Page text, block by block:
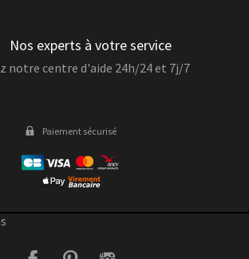
Nos experts à votre service
notre centre d'aide 24h/24 et 7j/7
Paiement sécurisé